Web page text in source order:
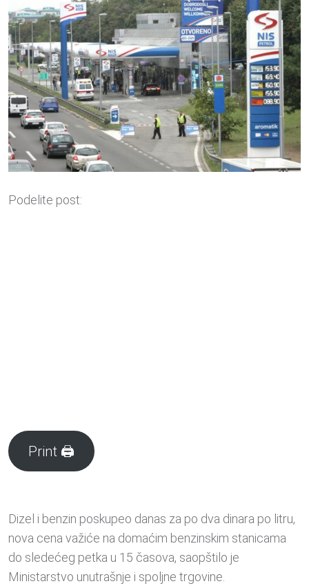
Podelite post:
Print 🖨
Dizel i benzin poskupeo danas za po dva dinara po litru,
nova cena važiće na domaćim benzinskim stanicama
do sledećeg petka u 15 časova, saopštilo je
Ministarstvo unutrašnje i spoljne trgovine.